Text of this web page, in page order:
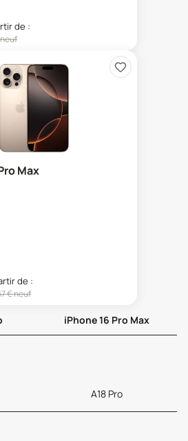
de :
Max
de :
€ neuf
iPhone 16 Pro Max
A18 Pro